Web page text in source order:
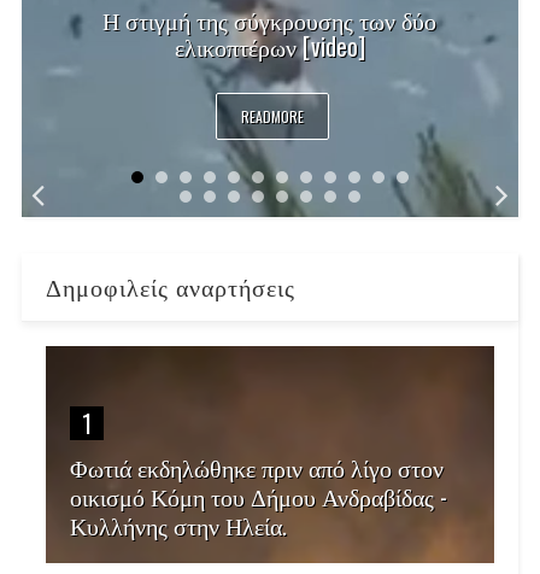
Η στιγμή της σύγκρουσης των δύο
ελικοπτέρων [video]
READMORE
Δημοφιλείς αναρτήσεις
1
Φωτιά εκδηλώθηκε πριν από λίγο στον
οικισμό Κόμη του Δήμου Ανδραβίδας -
Κυλλήνης στην Ηλεία.